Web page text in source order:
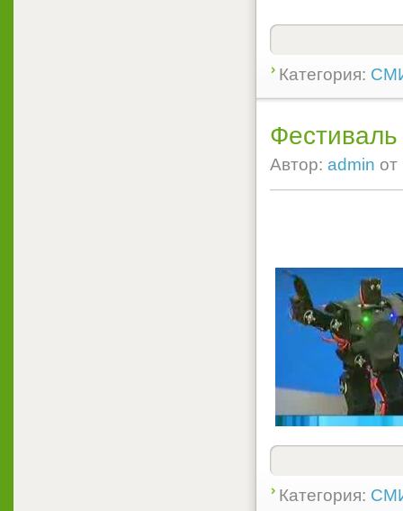
Категория:
Автор: admin от
Категория: